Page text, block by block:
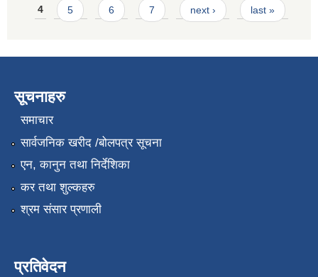
4 5 6 7 next › last »
सूचनाहरु
समाचार
सार्वजनिक खरीद /बोलपत्र सूचना
एन, कानुन तथा निर्देशिका
कर तथा शुल्कहरु
श्रम संसार प्रणाली
प्रतिवेदन